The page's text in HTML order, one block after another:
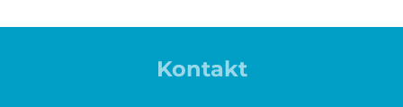
Kontakt